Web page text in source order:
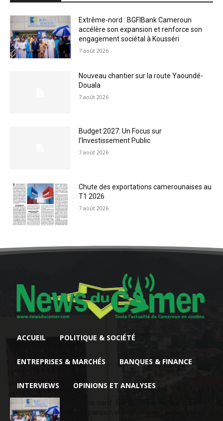
Extrême-nord : BGFIBank Cameroun
accélère son expansion et renforce son
engagement sociétal à Kousséri
7 août 2026
Nouveau chantier sur la route Yaoundé-
Douala
7 août 2026
Budget 2027: Un Focus sur
l’Investissement Public
7 août 2026
Chute des exportations camerounaises au
T1 2026
7 août 2026
ACCUEIL POLITIQUE & SOCIÉTÉ
ENTREPRISES & MARCHÉS BANQUES & FINANCE
INTERVIEWS OPINIONS ET ANALYSES